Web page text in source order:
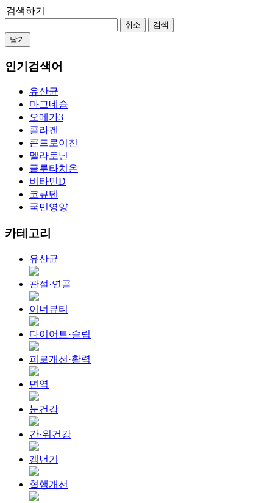
검색하기
취소
검색
닫기
인기검색어
유산균
마그네슘
오메가3
콜라겐
콘드로이친
멜라토닌
글루타치온
비타민D
코큐텐
국민영양
카테고리
유산균
관절·연골
이너뷰티
다이어트·슬림
피로개선·활력
면역
눈건강
간·위건강
갱년기
혈행개선